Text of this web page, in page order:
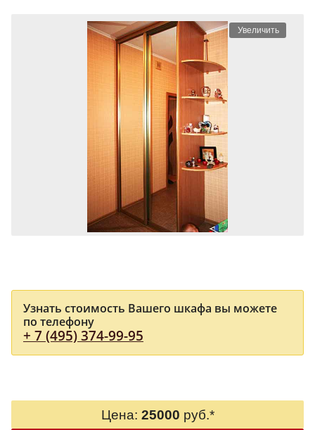
Увеличить
Узнать стоимость Вашего шкафа вы можете
по телефону
+ 7 (495) 374-99-95
Цена: 25000 руб.*